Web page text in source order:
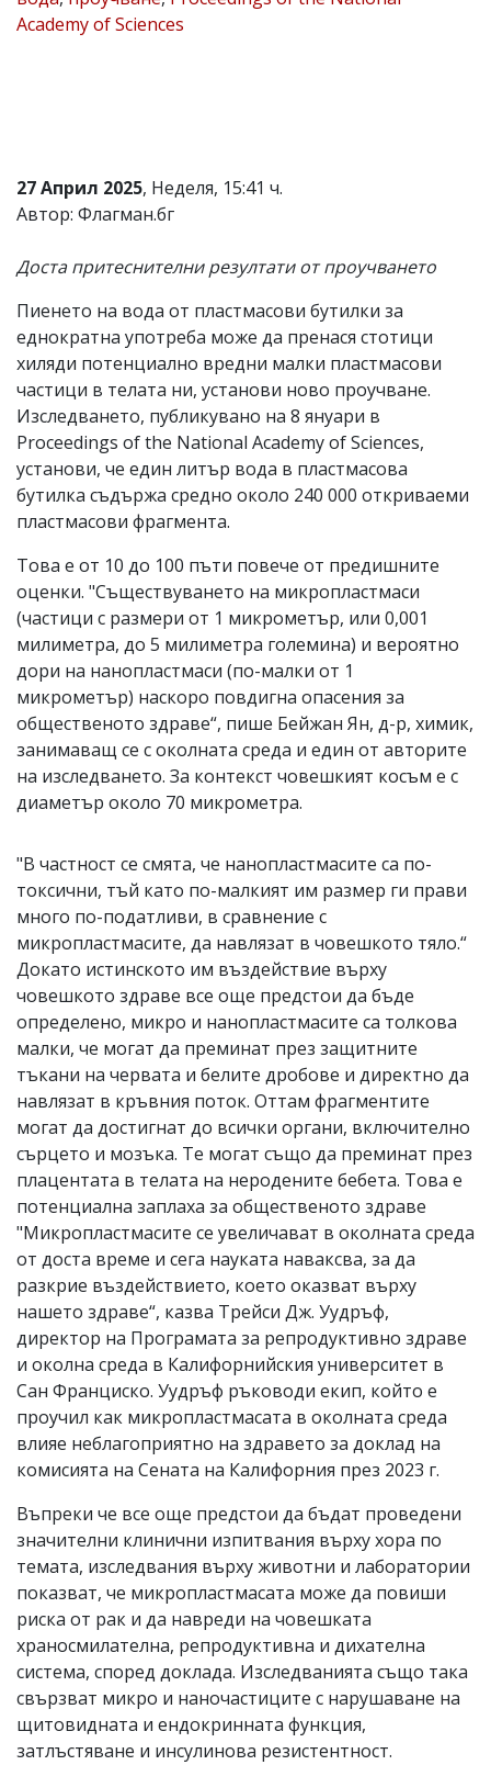
Коментарите
редакцията
носи
за
тях!
Ако
откриете
обиден
за
коментар,
моля
сигнализирайте
Academy of Sciences
27 Април 2025, Неделя, 15:41 ч.
Автор: Флагман.бг
Доста притеснителни резултати от проучването
Пиенето на вода от пластмасови бутилки за
еднократна употреба може да пренася стотици
хиляди потенциално вредни малки пластмасови
частици в телата ни, установи ново проучване.
Изследването, публикувано на 8 януари в
Proceedings of the National Academy of Sciences,
установи, че един литър вода в пластмасова
бутилка съдържа средно около 240 000 откриваеми
пластмасови фрагмента.
Това е от 10 до 100 пъти повече от предишните
оценки. "Съществуването на микропластмаси
(частици с размери от 1 микрометър, или 0,001
милиметра, до 5 милиметра големина) и вероятно
дори на нанопластмаси (по-малки от 1
микрометър) наскоро повдигна опасения за
общественото здраве“, пише Бейжан Ян, д-р, химик,
занимаващ се с околната среда и един от авторите
на изследването. За контекст човешкият косъм е с
диаметър около 70 микрометра.
"В частност се смята, че нанопластмасите са по-
токсични, тъй като по-малкият им размер ги прави
много по-податливи, в сравнение с
микропластмасите, да навлязат в човешкото тяло.“
Докато истинското им въздействие върху
човешкото здраве все още предстои да бъде
определено, микро и нанопластмасите са толкова
малки, че могат да преминат през защитните
тъкани на червата и белите дробове и директно да
навлязат в кръвния поток. Оттам фрагментите
могат да достигнат до всички органи, включително
сърцето и мозъка. Те могат също да преминат през
плацентата в телата на неродените бебета. Това е
потенциална заплаха за общественото здраве
"Микропластмасите се увеличават в околната среда
от доста време и сега науката наваксва, за да
разкрие въздействието, което оказват върху
нашето здраве“, казва Трейси Дж. Уудръф,
директор на Програмата за репродуктивно здраве
и околна среда в Калифорнийския университет в
Сан Франциско. Уудръф ръководи екип, който е
проучил как микропластмасата в околната среда
влияе неблагоприятно на здравето за доклад на
комисията на Сената на Калифорния през 2023 г.
Въпреки че все още предстои да бъдат проведени
значителни клинични изпитвания върху хора по
темата, изследвания върху животни и лаборатории
показват, че микропластмасата може да повиши
риска от рак и да навреди на човешката
храносмилателна, репродуктивна и дихателна
система, според доклада. Изследванията също така
свързват микро и наночастиците с нарушаване на
щитовидната и ендокринната функция,
затлъстяване и инсулинова резистентност.